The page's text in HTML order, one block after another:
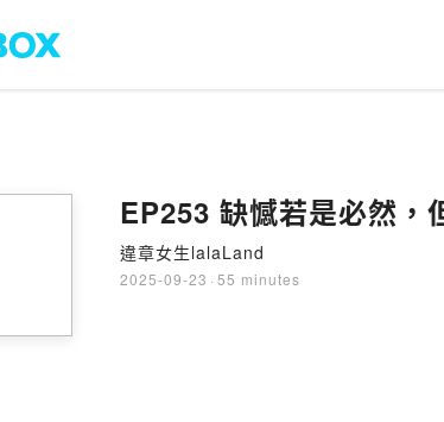
違章女生lalaLand
2025-09-23 · 55 minutes